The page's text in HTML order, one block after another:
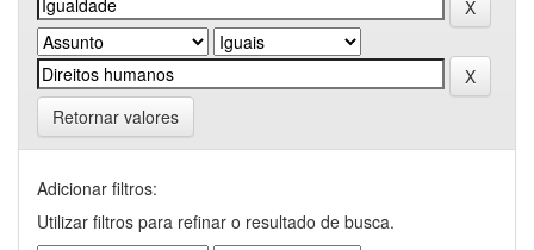
Retornar valores
Adicionar filtros:
Utilizar filtros para refinar o resultado de busca.